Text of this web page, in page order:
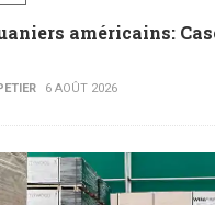
américains:
6 AOÛT 2026